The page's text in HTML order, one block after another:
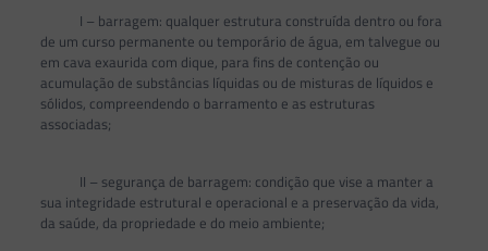
I – barragem: qualquer estrutura construída dentro ou fora
de um curso permanente ou temporário de água, em talvegue ou
em cava exaurida com dique, para fins de contenção ou
acumulação de substâncias líquidas ou de misturas de líquidos e
sólidos, compreendendo o barramento e as estruturas
associadas;
II – segurança de barragem: condição que vise a manter a
sua integridade estrutural e operacional e a preservação da vida,
da saúde, da propriedade e do meio ambiente;